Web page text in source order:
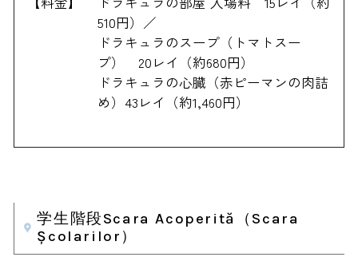
510円）／
ドラキュラのスープ（トマトスー
プ） 20レイ（約680円）
ドラキュラの心臓（赤ピーマンの肉詰
め）43レイ（約1,460円）
学生階段Scara Acoperită（Scara
Școlarilor）